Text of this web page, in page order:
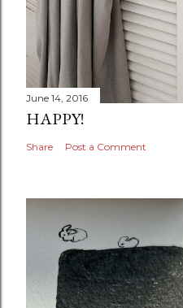
June 14, 2016
HAPPY!
Share Post a Comment